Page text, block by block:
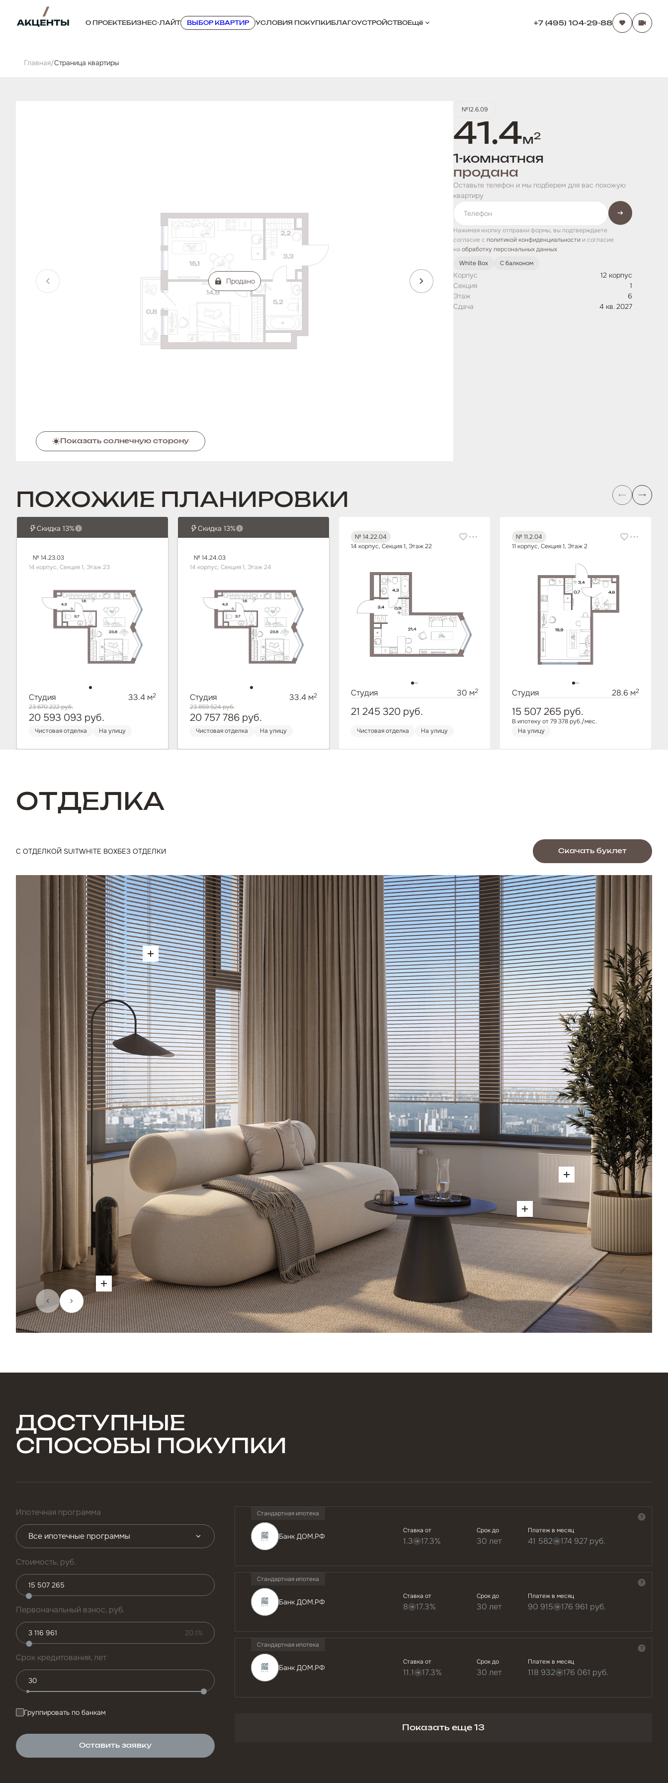
О ПРОЕКТЕБИЗНЕС-ЛАЙТ ВЫБОР КВАРТИР УСЛОВИЯ ПОКУПКИБЛАГОУСТРОЙСТВОЕщё +7 (495) 104-29-88
Главная/Cтраница квартиры
Продано
Показать солнечную сторону
№12.6.09
41.4м2
1-комнатная
продана
Оставьте телефон и мы подберем для вас похожую
квартиру
Нажимая кнопку отправки формы, вы подтверждаете
согласие с политикой конфиденциальности и согласие
на обработку персональных данных
White Box
С балконом
Корпус
12 корпус
Секция
1
Этаж
6
Сдача
4 кв. 2027
ПОХОЖИЕ ПЛАНИРОВКИ
Скидка 13%
№ 14.23.03
14 корпус, Секция 1, Этаж 23
Студия 33.4 м2
23 670 222руб.
20 593 093 руб.
Чистовая отделка На улицу
Скидка 13%
№ 14.24.03
14 корпус, Секция 1, Этаж 24
Студия 33.4 м2
23 859 524руб.
20 757 786 руб.
Чистовая отделка На улицу
№ 14.22.04
14 корпус, Секция 1, Этаж 22
Студия 30 м2
21 245 320 руб.
Чистовая отделка На улицу
№ 11.2.04
11 корпус, Секция 1, Этаж 2
Студия 28.6 м2
15 507 265 руб.
В ипотеку от 79 378 руб./мес.
На улицу
ОТДЕЛКА
С ОТДЕЛКОЙ SUITWHITE BOXБЕЗ ОТДЕЛКИ Скачать буклет
ДОСТУПНЫЕ
СПОСОБЫ ПОКУПКИ
Ипотечная программа
Все ипотечные программы
Стоимость, руб.
Первоначальный взнос, руб.
20.1%
Срок кредитования, лет
Группировать по банкам
Оставить заявку
Банк ДОМ.РФ
Стандартная ипотека
Ставка от
1.3 17.3%
Срок до
30 лет
Платеж в месяц
41 582 174 927 руб.
Банк ДОМ.РФ
Стандартная ипотека
Ставка от
8 17.3%
Срок до
30 лет
Платеж в месяц
90 915 176 961 руб.
Банк ДОМ.РФ
Стандартная ипотека
Ставка от
11.1 17.3%
Срок до
30 лет
Платеж в месяц
118 932 176 061 руб.
Показать еще 13